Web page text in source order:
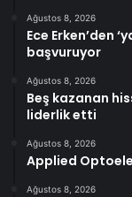
Ağustos 8, 2026
Ece Erken’den
başvuruyor
Ağustos 8, 2026
Beş kazanan
liderlik etti
Ağustos 8, 2026
Applied
Ağustos 8, 2026